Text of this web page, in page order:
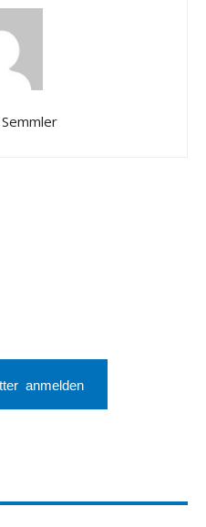
anmelden